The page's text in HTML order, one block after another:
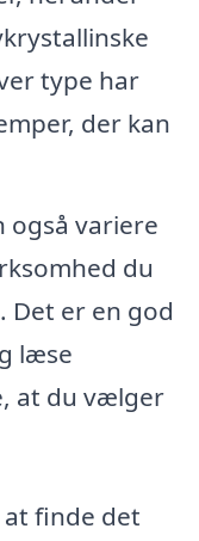
type har
der kan
også variere
du
er en god
læse
at du vælger
finde det